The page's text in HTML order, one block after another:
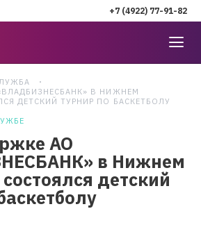
+7 (4922) 77-91-82
В НИЖНЕМ
ДЕТСКИЙ ТУРНИР ПО БАСКЕТБОЛУ
АО
в Нижнем
детский